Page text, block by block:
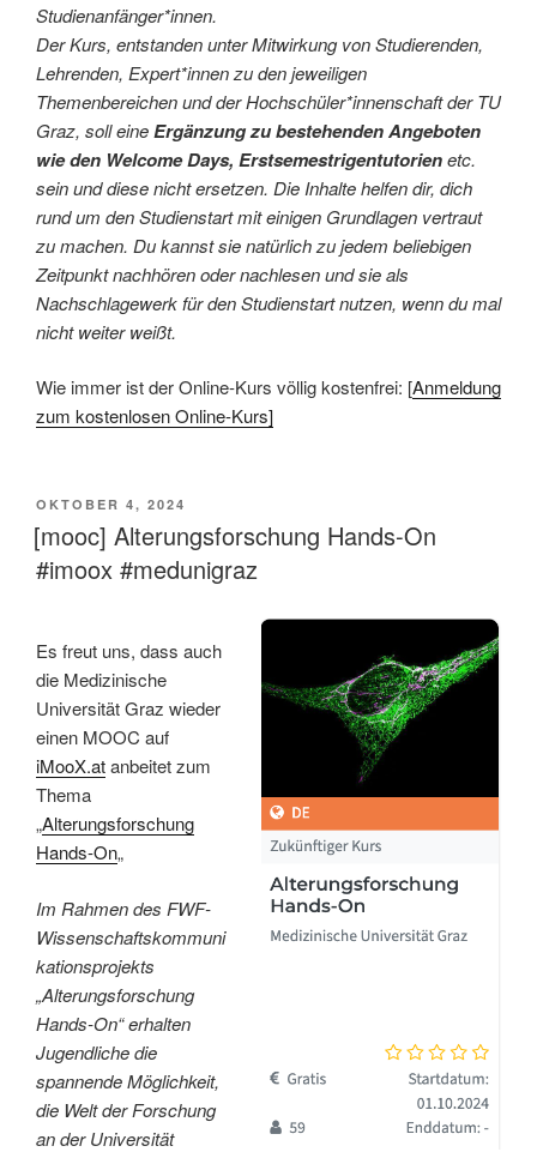
Studienanfänger*innen.
Der Kurs, entstanden unter Mitwirkung von Studierenden,
Lehrenden, Expert*innen zu den jeweiligen
Themenbereichen und der Hochschüler*innenschaft der TU
Graz, soll eineErgänzung zu bestehenden Angeboten
wie den Welcome Days, Erstsemestrigentutorienetc.
sein und diese nicht ersetzen. Die Inhalte helfen dir, dich
rund um den Studienstart mit einigen Grundlagen vertraut
zu machen. Du kannst sie natürlich zu jedem beliebigen
Zeitpunkt nachhören oder nachlesen und sie als
Nachschlagewerk für den Studienstart nutzen, wenn du mal
nicht weiter weißt.
Wie immer ist der Online-Kurs völlig kostenfrei: [Anmeldung
zum kostenlosen Online-Kurs]
VERÖFFENTLICHT
AM
OKTOBER 4, 2024
[mooc] Alterungsforschung Hands-On
#imoox #medunigraz
Es freut uns, dass auch
die Medizinische
Universität Graz wieder
einen MOOC auf
iMooX.atanbeitet zum
Thema
„Alterungsforschung
Hands-On„
Im Rahmen des FWF-
Wissenschaftskommuni
kationsprojekts
„Alterungsforschung
Hands-On“ erhalten
Jugendliche die
spannende Möglichkeit,
die Welt der Forschung
an der Universität